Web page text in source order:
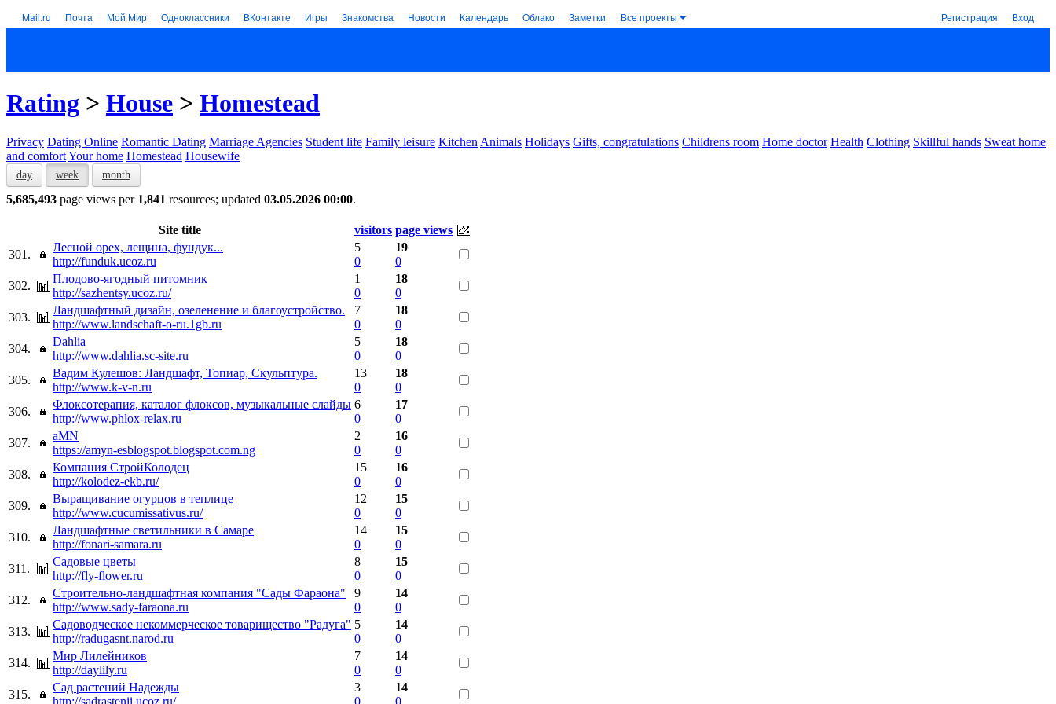
Mail.ru Почта Мой Мир Одноклассники ВКонтакте Игры Знакомства Новости Календарь Облако Заметки Все проекты Регистрация Вход
Rating > House > Homestead
Privacy Dating Online Romantic Dating Marriage Agencies Student life Family leisure Kitchen Animals Holidays Gifts, congratulations Childrens room Home doctor Health Clothing Skillful hands Sweat home
and comfortYour home Homestead Housewife
day week month
5,685,493 page views per 1,841 resources; updated 03.05.2026 00:00.
Site title visitors page views
301.
Лесной орех, лещина, фундук...
http://funduk.ucoz.ru
5
0
19
0
302.
Плодово-ягодный питомник
http://sazhentsy.ucoz.ru/
1
0
18
0
303.
Ландшафтный дизайн, озеленение и благоустройство.
http://www.landschaft-o-ru.1gb.ru
7
0
18
0
304.
Dahlia
http://www.dahlia.sc-site.ru
5
0
18
0
305.
Вадим Кулешов: Ландшафт, Топиар, Скульптура.
http://www.k-v-n.ru
13
0
18
0
306.
Флоксотерапия, каталог флоксов, музыкальные слайды
http://www.phlox-relax.ru
6
0
17
0
307.
aMN
https://amyn-esblogspot.blogspot.com.ng
2
0
16
0
308.
Компания СтройКолодец
http://kolodez-ekb.ru/
15
0
16
0
309.
Выращивание огурцов в теплице
http://www.cucumissativus.ru/
12
0
15
0
310.
Ландшафтные светильники в Самаре
http://fonari-samara.ru
14
0
15
0
311.
Садовые цветы
http://fly-flower.ru
8
0
15
0
312.
Строительно-ландшафтная компания "Сады Фараона"
http://www.sady-faraona.ru
9
0
14
0
313.
Садоводческое некоммерческое товарищество "Радуга"
http://radugasnt.narod.ru
5
0
14
0
314.
Мир Лилейников
http://daylily.ru
7
0
14
0
315.
Сад растений Надежды
http://sadrastenii.ucoz.ru/
3
0
14
0